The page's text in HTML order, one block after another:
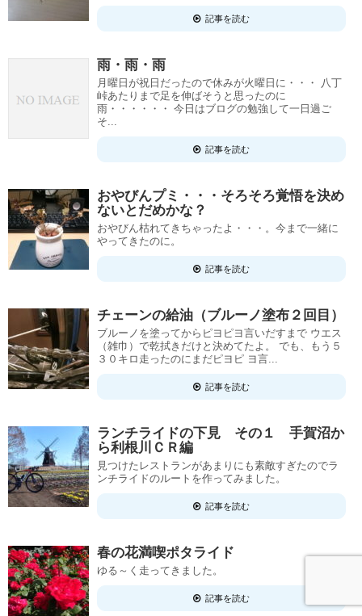
記事を読む
雨・雨・雨
月曜日が祝日だったので休みが火曜日に・・・ 八丁
峠あたりまで足を伸ばそうと思ったのに
雨・・・・・・ 今日はブログの勉強して一日過ご
そ...
記事を読む
おやびんプミ・・・そろそろ覚悟を決め
ないとだめかな？
おやびん枯れてきちゃったよ・・・。今まで一緒に
やってきたのに。
記事を読む
チェーンの給油（ブルーノ塗布２回目）
ブルーノを塗ってからピヨピヨ言いだすまで ウエス
（雑巾）で乾拭きだけと決めてたよ。 でも、もう５
３０キロ走ったのにまだピヨピ ヨ言...
記事を読む
ランチライドの下見 その１ 手賀沼か
ら利根川ＣＲ編
見つけたレストランがあまりにも素敵すぎたのでラ
ンチライドのルートを作ってみました。
記事を読む
春の花満喫ポタライド
ゆる～く走ってきました。
記事を読む